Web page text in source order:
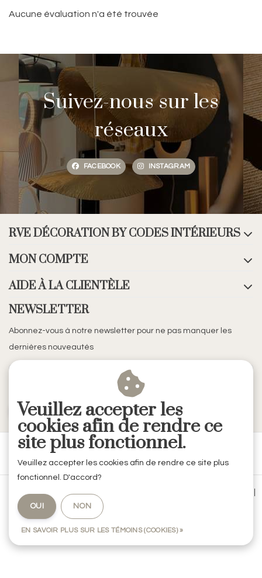
Aucune évaluation n'a été trouvée
Suivez-nous sur les
réseaux
FACEBOOK INSTAGRAM
RVE DÉCORATION BY CODES INTÉRIEURS
MON COMPTE
AIDE À LA CLIENTÈLE
NEWSLETTER
Abonnez-vous à notre newsletter pour ne pas manquer les
dernières nouveautés
S'ABONNER
Conditions générales de vente
Politique de confidentialité
© Copyright 2026 - RVE Décoration by Codes Intérieurs | Realisatie
Veuillez accepter les
cookies afin de rendre ce
site plus fonctionnel.
Veuillez accepter les cookies afin de rendre ce site plus
fonctionnel. D'accord?
OUI NON
EN SAVOIR PLUS SUR LES TÉMOINS (COOKIES) »